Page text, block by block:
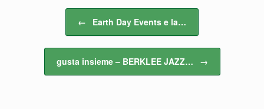
Navigazione articolo
← Earth Day Events e la…
gusta insieme – BERKLEE JAZZ… →